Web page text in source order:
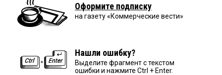
Оформите подписку
на газету «Коммерческие вести»
Нашли ошибку?
Выделите фрагмент с текстом
ошибки и нажмите Ctrl + Enter.